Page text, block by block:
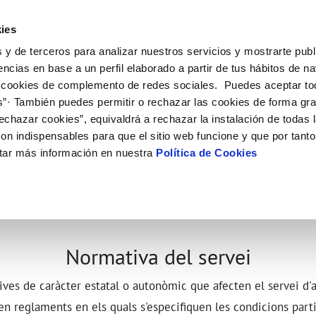
y de terceros para analizar nuestros servicios y mostrarte
en base a un perfil elaborado a partir de tus hábitos de
de complemento de redes sociales. Puedes aceptar
También puedes permitir o rechazar las cookies de forma
cookies”, equivaldrá a rechazar la instalación de todas
indispensables para que el sitio web funcione y que por
más información en nuestra Política de Cookies
subministrament
de subministrament
MODIFICACIÓ DE DADES
Actualitzar dades bancàries
Actualitzar dades de
Teu Servei
AL CLIENT
contacte
COMPROMÍS DE SERVEI
Customer Counsel (Defensa del
Normativa del servei
La Teva Aigua
la qualitat de l’aigua
CUIDEM L'AIGUA
Consells d'estalvi
Dipòsits comunitaris
Coneix-nos
CONDUCTA
DE GESTIÓ I CERTIFICATS
PERFIL DEL CONTRACTANT
Plataforma de contractació del
públic
Licitacions en curs
El
Normativa del servei
de caràcter estatal o autonòmic que afecten el servei
reglaments en els quals s'especifiquen les condicions